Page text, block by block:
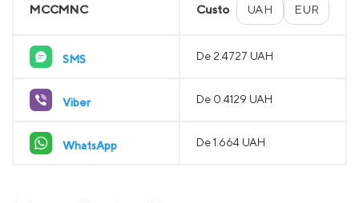
MCCMNC Custo UAH EUR
SMS De 2.4727 UAH
Viber De 0.4129 UAH
WhatsApp De 1.664 UAH